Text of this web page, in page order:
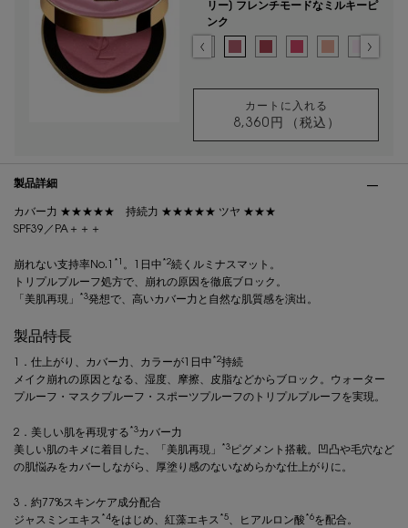
リー] フレンチモードなミルキーピ
ンク
03 - ミスチヴァス マゼンタ​ [マット] 視線を奪う、大胆で華やかな
選択済み
06 - ローズ ヘイズ [マット] 温かみのあるソフトコーラル の
選択済み
10 - スターダスト ラブ [スパークル] コットンキャン
選択済み
37 - ピーチー ヌード [マット] センシュアルな
選択済み
42 - ベビードール ピンク [サテン] ピュア
44 - ヌード ラヴァリエール [シマ
54 - ベリー バン [マット] キ
66 - フューシャ フィ
68 - ペパリー
選択済み
69 - ラベ
カートに入れる
8,360円
（税込）
YSL メイクミーブ
製品詳細
カバー力 ★★★★★ 持続力 ★★★★★ ツヤ ★★★
SPF39／PA＋＋＋
崩れない支持率No.1 *1 。1日中 *2続くルミナスマット。
トリプルプルーフ処方で、崩れの原因を徹底ブロック。
「美肌再現」
*3発想で、高いカバー力と自然な肌質感を演出。
製品特長
1．仕上がり、カバー力、カラーが1日中 *2持続
メイク崩れの原因となる、湿度、摩擦、皮脂などからブロック。ウォーター
プルーフ・マスクプルーフ・スポーツプルーフのトリプルプルーフを実現。
2．美しい肌を再現する *3カバー力
美しい肌のキメに着目した、「美肌再現」
*3 ピグメント搭載。凹凸や毛穴など
の肌悩みをカバーしながら、厚塗り感のないなめらかな仕上がりに。
3．約77%スキンケア成分配合
ジャスミンエキス *4をはじめ、紅藻エキス *5、ヒアルロン酸 *6を配合。